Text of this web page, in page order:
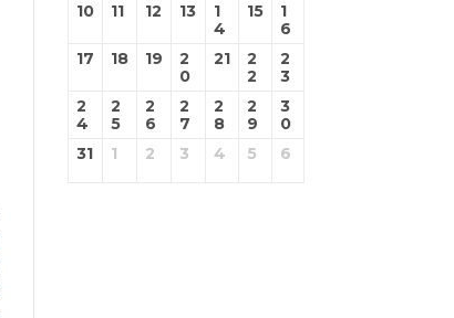
10 11 12 13
1
4
15
1
6
17
18 19
2
0
21
2
2
2
3
2
4
2
5
2
6
2
7
2
8
2
9
3
0
31
1 2 3 4 5 6